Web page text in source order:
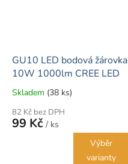
GU10 LED bodová žárovka
10W 1000lm CREE LED
Průměrné
produktu
je
Skladem (38 ks)
82 Kč bez DPH
99 Kč / ks
Výběr
varianty